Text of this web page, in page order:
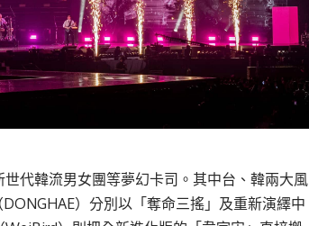
代韓流男女團等夢幻卡司。其中台、韓兩大風
）分別以「奪命三搖」及重新演繹中